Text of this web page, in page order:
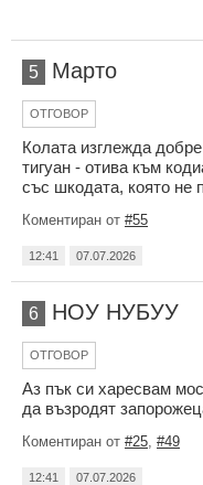
5 Марто
ОТГОВОР
Колата изглежда
тигуан - отива към
със шкодата, която не
Коментиран от #55
12:41 07.07.2026
6 НОУ НУБУУ
ОТГОВОР
Аз пък си харесвам
да възродят
Коментиран от #25 #49
12:41 07.07.2026